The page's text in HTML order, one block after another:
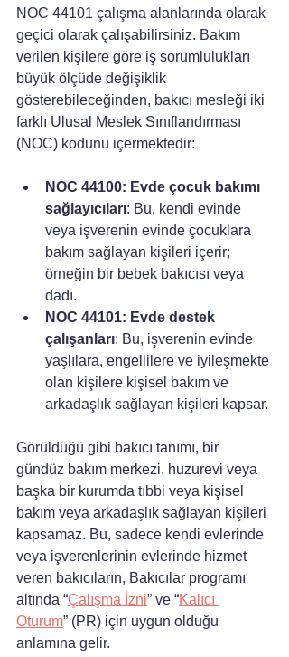
NOC 44101 çalışma alanlarında olarak
geçici olarak çalışabilirsiniz. Bakım
verilen kişilere göre iş sorumlulukları
büyük ölçüde değişiklik
gösterebileceğinden, bakıcı mesleği iki
farklı Ulusal Meslek Sınıflandırması
(NOC) kodunu içermektedir:
NOC 44100: Evde çocuk bakımı
sağlayıcıları: Bu, kendi evinde
veya işverenin evinde çocuklara
bakım sağlayan kişileri içerir;
örneğin bir bebek bakıcısı veya
dadı.
NOC 44101: Evde destek
çalışanları: Bu, işverenin evinde
yaşlılara, engellilere ve iyileşmekte
olan kişilere kişisel bakım ve
arkadaşlık sağlayan kişileri kapsar.
Görüldüğü gibi bakıcı tanımı, bir
gündüz bakım merkezi, huzurevi veya
başka bir kurumda tıbbi veya kişisel
bakım veya arkadaşlık sağlayan kişileri
kapsamaz. Bu, sadece kendi evlerinde
veya işverenlerinin evlerinde hizmet
veren bakıcıların, Bakıcılar programı
altında “Çalışma İzni” ve “Kalıcı
Oturum” (PR) için uygun olduğu
anlamına gelir.